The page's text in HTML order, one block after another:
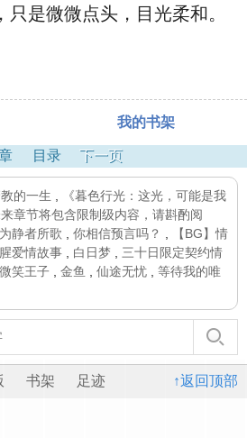
是微微点头，目光柔和。
我的书架
目录 下一页
的一生
《暮色行光：这光，可能是我
章节将包含限制级内容，请斟酌阅
为静者所歌 你相信预言吗？
【BG】情
爱情故事 白日梦
三十日限定契约情
笑王子 金鱼 仙途无忧
等待我的唯
↑返回顶部
书架 足迹